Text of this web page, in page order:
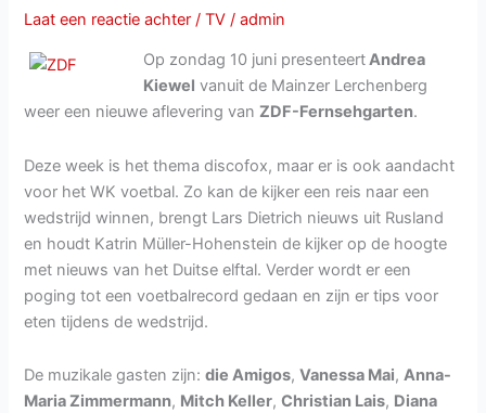
van
december
Laat een reactie achter /TV /admin
Op zondag 10 juni presenteertAndrea
Kiewel vanuit de Mainzer Lerchenberg
weer een nieuwe aflevering vanZDF-Fernsehgarten.
Deze week is het thema discofox, maar er is ook aandacht
voor het WK voetbal. Zo kan de kijker een reis naar een
wedstrijd winnen, brengt Lars Dietrich nieuws uit Rusland
en houdt Katrin Müller-Hohenstein de kijker op de hoogte
met nieuws van het Duitse elftal. Verder wordt er een
poging tot een voetbalrecord gedaan en zijn er tips voor
eten tijdens de wedstrijd.
De muzikale gasten zijn:die Amigos,Vanessa Mai,Anna-
Maria Zimmermann, Mitch Keller,Christian Lais, Diana